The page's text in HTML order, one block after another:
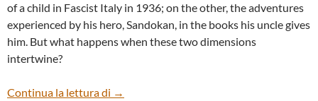
of a child in Fascist Italy in 1936; on the other, the adventures
experienced by his hero, Sandokan, in the books his uncle gives
him. But what happens when these two dimensions
intertwine?
Continua la lettura di “HO VISTO UN RE”, BY GIORGIA FARINA
→